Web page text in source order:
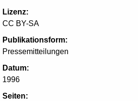
Lizenz:
CC BY-SA
Publikationsform:
Pressemitteilungen
Datum:
1996
Seiten: